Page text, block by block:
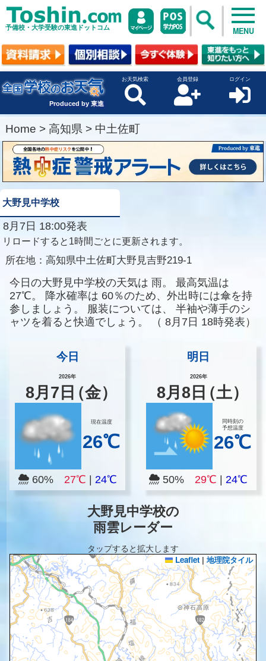
予備校・大学受験の東進ドットコム MENU
Produced by 東進
お天気検索 会員登録 ログイン
Home > 高知県 > 中土佐町
大野見中学校
8月7日 18:00発表
リロードすると1時間ごとに更新されます。
所在地： 高知県中土佐町大野見吉野219-1
今日の大野見中学校の天気は 雨。
最高気温は
27℃。
降水確率は 60％のため、外出時には傘を持
参しましょう。
服装については、
半袖や薄手のシ
ャツを着ると快適でしょう。
（ 8月7日 18時発表）
今日
2026年
8月 7 日（金）
現在温度
26℃
60% 27℃ 24℃
明日
2026年
8月8 日（土）
同時刻の
予想温度
26℃
50%29℃ |24℃
大野見中学校の
雨雲レーダー
タップすると拡大します
Leaflet | 地理院タイル